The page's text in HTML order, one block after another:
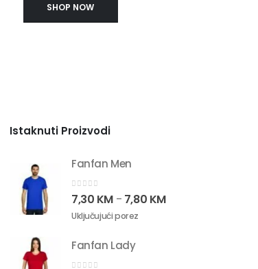
SHOP NOW
Istaknuti Proizvodi
Fanfan Men
0out of 5
7,30 KM – 7,80 KM
Uključujući porez
Fanfan Lady